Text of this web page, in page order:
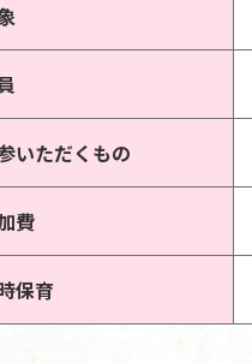
いただくもの
費
保育